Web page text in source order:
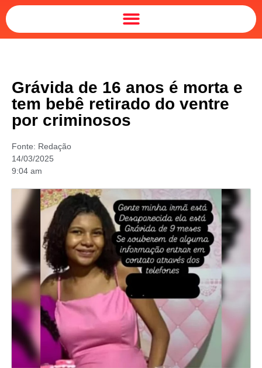
Grávida de 16 anos é morta e
tem bebê retirado do ventre
por criminosos
Fonte: Redação
14/03/2025
9:04 am